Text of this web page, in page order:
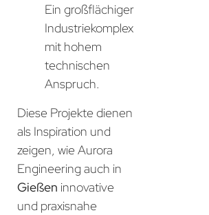
Ein großflächiger
Industriekomplex
mit hohem
technischen
Anspruch.
Diese Projekte dienen
als Inspiration und
zeigen, wie Aurora
Engineering auch in
Gießen innovative
und praxisnahe